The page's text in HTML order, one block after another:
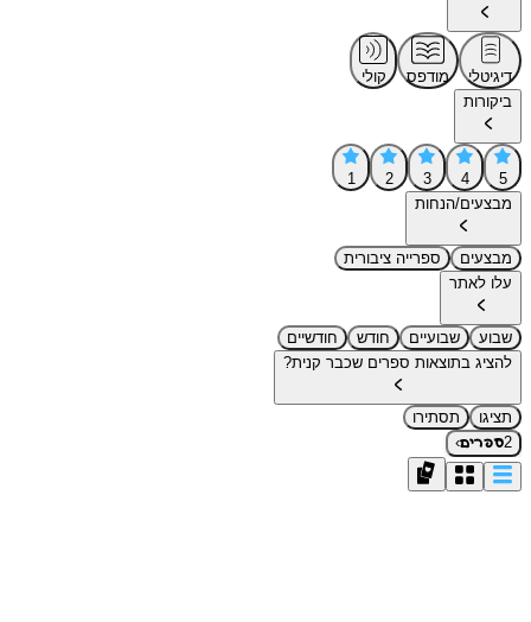
דיגיטלי מודפס
קולי
ביקורות
5
4
3
2
1
מבצעים/הנחות
מבצעים
ספרייה ציבורית
עלו לאתר
שבוע שבועיים חודש
חודשיים
להציג בתוצאות ספרים שכבר קנית?
תציגו
תסתירו
2ספרים›